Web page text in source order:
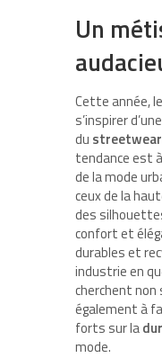
Un
Cette année,
s’inspirer
du streetwear
tendance est
de la mode
ceux de la
des
confort et
durables et
industrie en
cherchent
également à
forts sur la
mode.